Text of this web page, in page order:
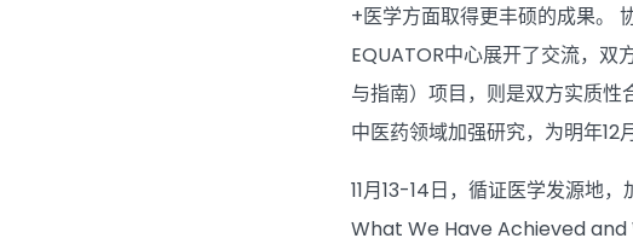
+医学方面取得更丰硕的成果。
EQUATOR中心展开了交流，双
与指南）项目，则是双方实质
中医药领域加强研究，为明年12
11月13-14日，循证医学发源
What We Have Achieved